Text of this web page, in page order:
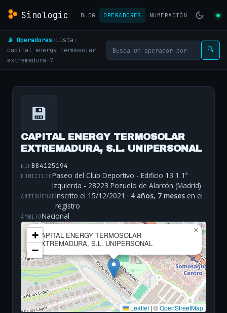
Sinologic BLOG OPERADORES NUMERACIÓN
📡 Operadores› Lista›
capital-energy-termosolar-
extremadura-7
🔍
💾
CAPITAL ENERGY TERMOSOLAR
EXTREMADURA, S.L. UNIPERSONAL
NIFB84125194
DOMICILIOPaseo del Club Deportivo - Edificio 13 1 1º
Izquierda - 28223 Pozuelo de Alarcón (Madrid)
ANTIGÜEDADInscrito el 15/12/2021 · 4 años, 7 meses en el
registro
ÁMBITONacional
CAPITAL ENERGY TERMOSOLAR
EXTREMADURA, S.L. UNIPERSONAL
×
+
−
Leaflet | ©OpenStreetMap